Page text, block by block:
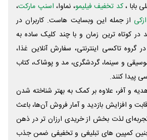
بابا ،کد تخفیف فیلیمو، نماوا، اسنپ مارکت،
ازکی از جمله این وبسایت ‌هاست. کاربران در
در کوتاه ترین زمان و با چند کلیک ساده به
گروه تاکسی اینترنتی، سفارش آنلاین غذا،
موسیقی و سینما، گردشگری، مد و پوشاک، کتاب
پیدا کنند.
و آفر، علاوه بر کمک به بهتر شناخته شدن
و افزایش بازدید و آمار فروش آن‌ها، باعث
لذت بخش از خریدی ارزان تر در ذهن
کمپین های تبلیغی و تخفیفی ضمن جذب